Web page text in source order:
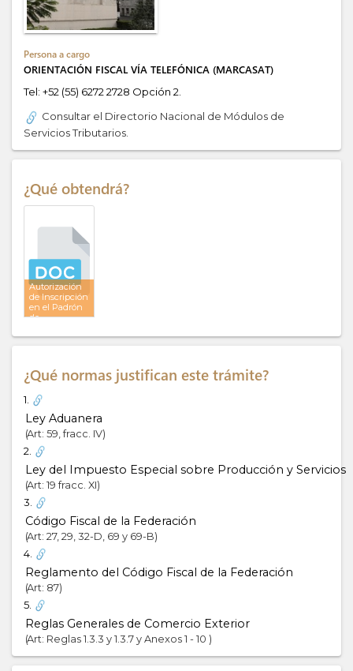
Persona a cargo
ORIENTACIÓN FISCAL VÍA TELEFÓNICA (MARCASAT)
Tel: +52 (55) 6272 2728 Opción 2.
Consultar el Directorio Nacional de Módulos de
Servicios Tributarios.
¿Qué obtendrá?
Autorización
de Inscripción
en el Padrón
de
Sectorial
¿Qué normas justifican este trámite?
1.
Ley Aduanera
Art: 59, fracc. IV
2.
Ley del Impuesto Especial sobre Producción y Servicios
Art: 19 fracc. XI
3.
Código Fiscal de la Federación
Art: 27, 29, 32-D, 69 y 69-B
4.
Reglamento del Código Fiscal de la Federación
Art: 87
5.
Reglas Generales de Comercio Exterior
Art: Reglas 1.3.3 y 1.3.7 y Anexos 1 - 10